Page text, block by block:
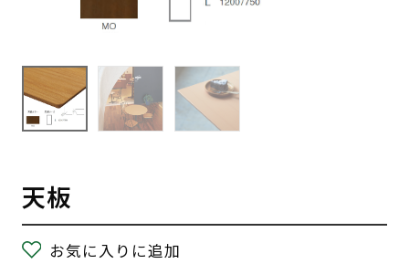
天板
お気に入りに追加